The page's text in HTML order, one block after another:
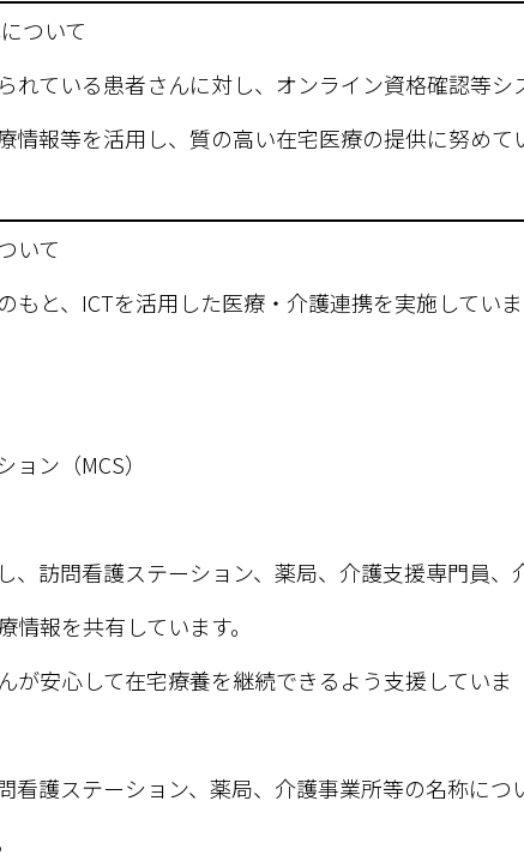
ついて
れている患者さんに対し、オンライン資格確認等シ
情報等を活用し、質の高い在宅医療の提供に努めて
いて
もと、ICTを活用した医療・介護連携を実施していま
ン（MCS）
、訪問看護ステーション、薬局、介護支援専門員、
報を共有しています。
が安心して在宅療養を継続できるよう支援していま
看護ステーション、薬局、介護事業所等の名称につ